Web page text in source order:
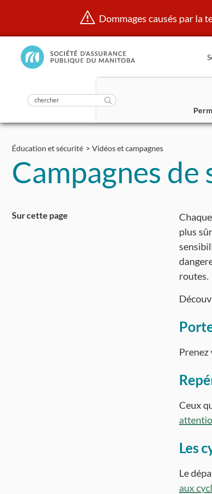
Aller
contenu
Dommages causés par la
Manitoba
Public
Rechercher
https://www.mpi.mb.ca/fr/
soumettre
la
recherche
Éducation et sécurité Vidéos et campagnes
Campagnes
Sur cette page
plus
routes.
Ceux
Les
Le
aux